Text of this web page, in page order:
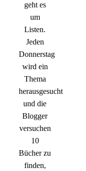
geht es
um
Listen.
Jeden
Donnerstag
wird ein
Thema
herausgesucht
und die
Blogger
versuchen
10
Bücher zu
finden,